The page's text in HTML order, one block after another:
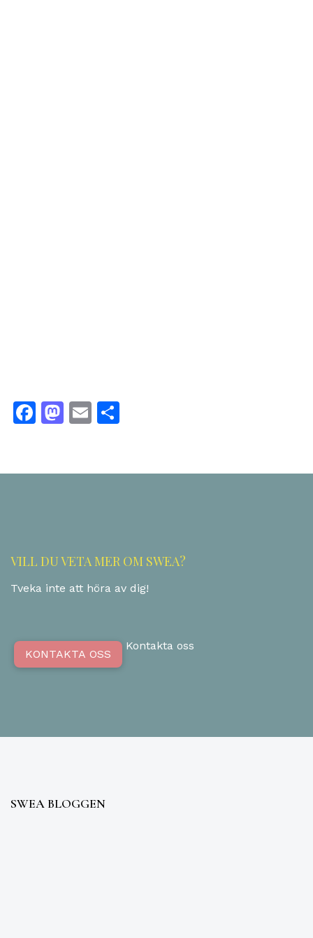
Facebook
Mastodon
Email
VILL DU VETA MER OM SWEA?
Tveka inte att höra av dig!
KONTAKTA OSS
Kontakta oss
SWEA BLOGGEN